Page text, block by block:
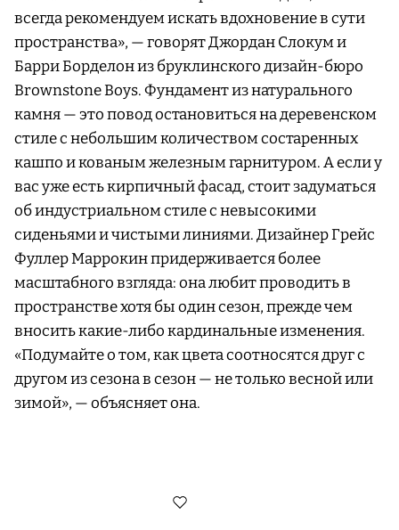
всегда рекомендуем искать вдохновение в сути
пространства», — говорят Джордан Слокум и
Барри Борделон из бруклинского дизайн-бюро
Brownstone Boys. Фундамент из натурального
камня — это повод остановиться на деревенском
стиле с небольшим количеством состаренных
кашпо и кованым железным гарнитуром. А если у
вас уже есть кирпичный фасад, стоит задуматься
об индустриальном стиле с невысокими
сиденьями и чистыми линиями. Дизайнер Грейс
Фуллер Маррокин придерживается более
масштабного взгляда: она любит проводить в
пространстве хотя бы один сезон, прежде чем
вносить какие-либо кардинальные изменения.
«Подумайте о том, как цвета соотносятся друг с
другом из сезона в сезон — не только весной или
зимой», — объясняет она.